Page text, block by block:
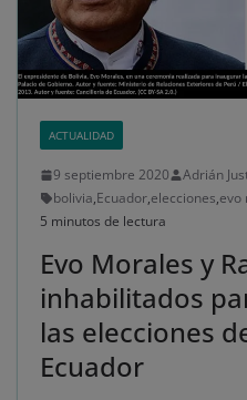
ACTUALIDAD
9 septiembre 2020
Adrián
bolivia,Ecuador,elecciones,evo
5 minutos de lectura
Evo Morales y
inhabilitados
las elecciones
Ecuador